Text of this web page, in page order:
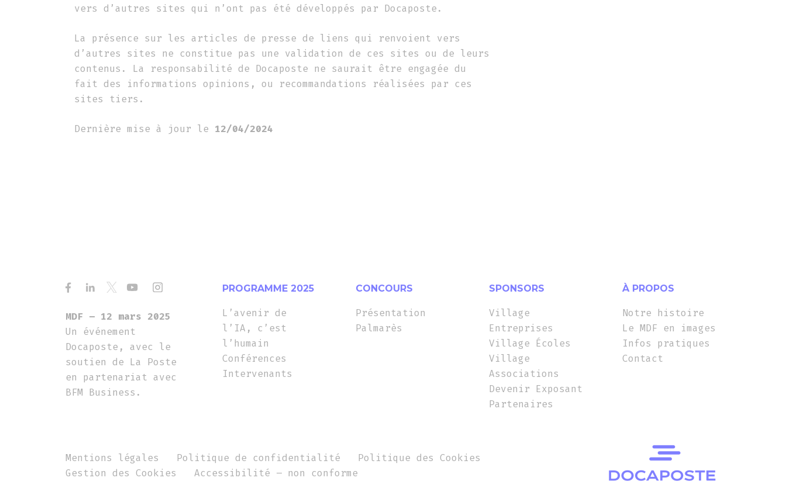
vers d’autres sites qui n’ont pas été développés par Docaposte.
La présence sur les articles de presse de liens qui renvoient vers
d’autres sites ne constitue pas une validation de ces sites ou de leurs
contenus. La responsabilité de Docaposte ne saurait être engagée du
fait des informations opinions, ou recommandations réalisées par ces
sites tiers.
Dernière mise à jour le 12/04/2024
MDF – 12 mars 2025
Un événement
Docaposte, avec le
soutien de La Poste
en partenariat avec
BFM Business.
PROGRAMME 2025
L’avenir de
l’IA, c’est
l’humain
Conférences
Intervenants
CONCOURS
Présentation
Palmarès
SPONSORS
Village
Entreprises
Village Écoles
Village
Associations
Devenir Exposant
Partenaires
À PROPOS
Notre histoire
Le MDF en images
Infos pratiques
Contact
Mentions légales Politique de confidentialité
Politique des Cookies
Gestion des Cookies
Accessibilité – non conforme